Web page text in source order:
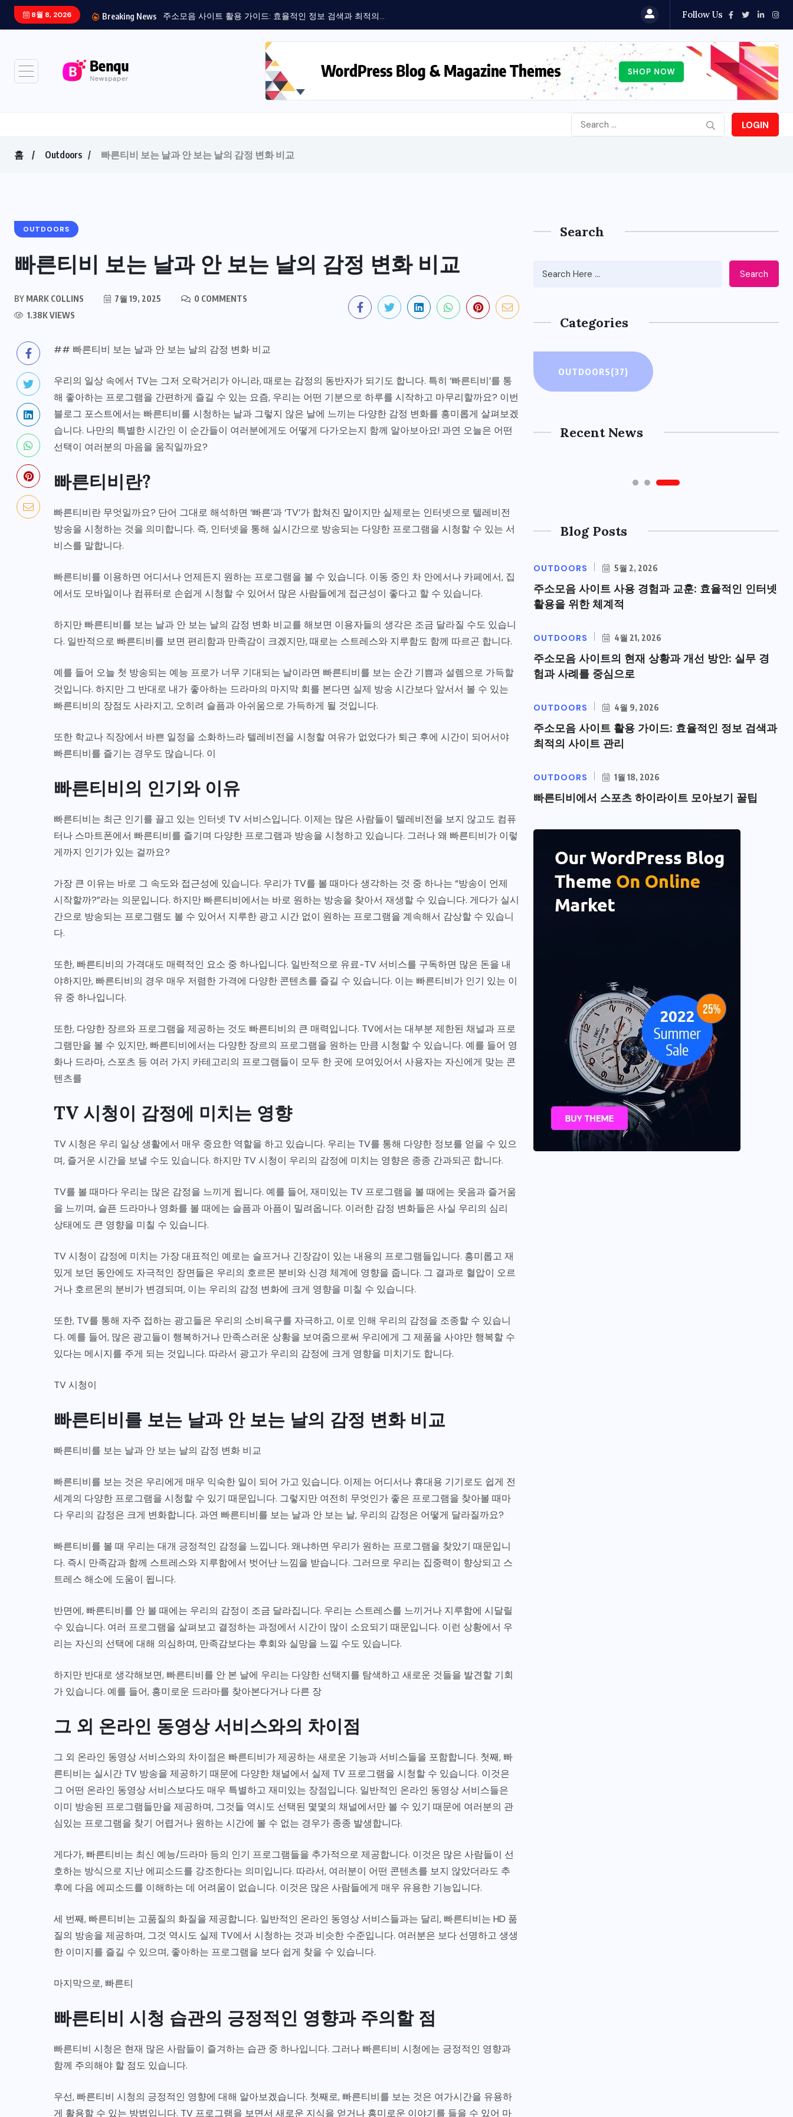
8월 8, 2026 Breaking News 주소모음 사이트 활용 가이드: 효율적인 정보 검색과 최적의... Follow Us
LOGIN
홈 Outdoors 빠른티비 보는 날과 안 보는 날의 감정 변화 비교
OUTDOORS
빠른티비 보는 날과 안 보는 날의 감정 변화 비교
BY MARK COLLINS 7월 19, 2025
0 COMMENTS
1.38K VIEWS
## 빠른티비 보는 날과 안 보는 날의 감정 변화 비교
우리의 일상 속에서 TV는 그저 오락거리가 아니라, 때로는 감정의 동반자가 되기도 합니다. 특히 ‘빠른티비’를 통
해 좋아하는 프로그램을 간편하게 즐길 수 있는 요즘, 우리는 어떤 기분으로 하루를 시작하고 마무리할까요? 이번
블로그 포스트에서는 빠른티비를 시청하는 날과 그렇지 않은 날에 느끼는 다양한 감정 변화를 흥미롭게 살펴보겠
습니다. 나만의 특별한 시간인 이 순간들이 여러분에게도 어떻게 다가오는지 함께 알아보아요! 과연 오늘은 어떤
선택이 여러분의 마음을 움직일까요?
빠른티비란?
빠른티비란 무엇일까요? 단어 그대로 해석하면 ‘빠른’과 ‘TV’가 합쳐진 말이지만 실제로는 인터넷으로 텔레비전
방송을 시청하는 것을 의미합니다. 즉, 인터넷을 통해 실시간으로 방송되는 다양한 프로그램을 시청할 수 있는 서
비스를 말합니다.
빠른티비를 이용하면 어디서나 언제든지 원하는 프로그램을 볼 수 있습니다. 이동 중인 차 안에서나 카페에서, 집
에서도 모바일이나 컴퓨터로 손쉽게 시청할 수 있어서 많은 사람들에게 접근성이 좋다고 할 수 있습니다.
하지만 빠른티비를 보는 날과 안 보는 날의 감정 변화 비교를 해보면 이용자들의 생각은 조금 달라질 수도 있습니
다. 일반적으로 빠른티비를 보면 편리함과 만족감이 크겠지만, 때로는 스트레스와 지루함도 함께 따르곤 합니다.
예를 들어 오늘 첫 방송되는 예능 프로가 너무 기대되는 날이라면 빠른티비를 보는 순간 기쁨과 설렘으로 가득할
것입니다. 하지만 그 반대로 내가 좋아하는 드라마의 마지막 회를 본다면 실제 방송 시간보다 앞서서 볼 수 있는
빠른티비의 장점도 사라지고, 오히려 슬픔과 아쉬움으로 가득하게 될 것입니다.
또한 학교나 직장에서 바쁜 일정을 소화하느라 텔레비전을 시청할 여유가 없었다가 퇴근 후에 시간이 되어서야
빠른티비를 즐기는 경우도 많습니다. 이
빠른티비의 인기와 이유
빠른티비는 최근 인기를 끌고 있는 인터넷 TV 서비스입니다. 이제는 많은 사람들이 텔레비전을 보지 않고도 컴퓨
터나 스마트폰에서 빠른티비를 즐기며 다양한 프로그램과 방송을 시청하고 있습니다. 그러나 왜 빠른티비가 이렇
게까지 인기가 있는 걸까요?
가장 큰 이유는 바로 그 속도와 접근성에 있습니다. 우리가 TV를 볼 때마다 생각하는 것 중 하나는 “방송이 언제
시작할까?”라는 의문입니다. 하지만 빠른티비에서는 바로 원하는 방송을 찾아서 재생할 수 있습니다. 게다가 실시
간으로 방송되는 프로그램도 볼 수 있어서 지루한 광고 시간 없이 원하는 프로그램을 계속해서 감상할 수 있습니
다.
또한, 빠른티비의 가격대도 매력적인 요소 중 하나입니다. 일반적으로 유료-TV 서비스를 구독하면 많은 돈을 내
야하지만, 빠른티비의 경우 매우 저렴한 가격에 다양한 콘텐츠를 즐길 수 있습니다. 이는 빠른티비가 인기 있는 이
유 중 하나입니다.
또한, 다양한 장르와 프로그램을 제공하는 것도 빠른티비의 큰 매력입니다. TV에서는 대부분 제한된 채널과 프로
그램만을 볼 수 있지만, 빠른티비에서는 다양한 장르의 프로그램을 원하는 만큼 시청할 수 있습니다. 예를 들어 영
화나 드라마, 스포츠 등 여러 가지 카테고리의 프로그램들이 모두 한 곳에 모여있어서 사용자는 자신에게 맞는 콘
텐츠를
TV 시청이 감정에 미치는 영향
TV 시청은 우리 일상 생활에서 매우 중요한 역할을 하고 있습니다. 우리는 TV를 통해 다양한 정보를 얻을 수 있으
며, 즐거운 시간을 보낼 수도 있습니다. 하지만 TV 시청이 우리의 감정에 미치는 영향은 종종 간과되곤 합니다.
TV를 볼 때마다 우리는 많은 감정을 느끼게 됩니다. 예를 들어, 재미있는 TV 프로그램을 볼 때에는 웃음과 즐거움
을 느끼며, 슬픈 드라마나 영화를 볼 때에는 슬픔과 아픔이 밀려옵니다. 이러한 감정 변화들은 사실 우리의 심리
상태에도 큰 영향을 미칠 수 있습니다.
TV 시청이 감정에 미치는 가장 대표적인 예로는 슬프거나 긴장감이 있는 내용의 프로그램들입니다. 흥미롭고 재
밌게 보던 동안에도 자극적인 장면들은 우리의 호르몬 분비와 신경 체계에 영향을 줍니다. 그 결과로 혈압이 오르
거나 호르몬의 분비가 변경되며, 이는 우리의 감정 변화에 크게 영향을 미칠 수 있습니다.
또한, TV를 통해 자주 접하는 광고들은 우리의 소비욕구를 자극하고, 이로 인해 우리의 감정을 조종할 수 있습니
다. 예를 들어, 많은 광고들이 행복하거나 만족스러운 상황을 보여줌으로써 우리에게 그 제품을 사야만 행복할 수
있다는 메시지를 주게 되는 것입니다. 따라서 광고가 우리의 감정에 크게 영향을 미치기도 합니다.
TV 시청이
빠른티비를 보는 날과 안 보는 날의 감정 변화 비교
빠른티비를 보는 날과 안 보는 날의 감정 변화 비교
빠른티비를 보는 것은 우리에게 매우 익숙한 일이 되어 가고 있습니다. 이제는 어디서나 휴대용 기기로도 쉽게 전
세계의 다양한 프로그램을 시청할 수 있기 때문입니다. 그렇지만 여전히 무엇인가 좋은 프로그램을 찾아볼 때마
다 우리의 감정은 크게 변화합니다. 과연 빠른티비를 보는 날과 안 보는 날, 우리의 감정은 어떻게 달라질까요?
빠른티비를 볼 때 우리는 대개 긍정적인 감정을 느낍니다. 왜냐하면 우리가 원하는 프로그램을 찾았기 때문입니
다. 즉시 만족감과 함께 스트레스와 지루함에서 벗어난 느낌을 받습니다. 그러므로 우리는 집중력이 향상되고 스
트레스 해소에 도움이 됩니다.
반면에, 빠른티비를 안 볼 때에는 우리의 감정이 조금 달라집니다. 우리는 스트레스를 느끼거나 지루함에 시달릴
수 있습니다. 여러 프로그램을 살펴보고 결정하는 과정에서 시간이 많이 소요되기 때문입니다. 이런 상황에서 우
리는 자신의 선택에 대해 의심하며, 만족감보다는 후회와 실망을 느낄 수도 있습니다.
하지만 반대로 생각해보면, 빠른티비를 안 본 날에 우리는 다양한 선택지를 탐색하고 새로운 것들을 발견할 기회
가 있습니다. 예를 들어, 흥미로운 드라마를 찾아본다거나 다른 장
그 외 온라인 동영상 서비스와의 차이점
그 외 온라인 동영상 서비스와의 차이점은 빠른티비가 제공하는 새로운 기능과 서비스들을 포함합니다. 첫째, 빠
른티비는 실시간 TV 방송을 제공하기 때문에 다양한 채널에서 실제 TV 프로그램을 시청할 수 있습니다. 이것은
그 어떤 온라인 동영상 서비스보다도 매우 특별하고 재미있는 장점입니다. 일반적인 온라인 동영상 서비스들은
이미 방송된 프로그램들만을 제공하며, 그것들 역시도 선택된 몇몇의 채널에서만 볼 수 있기 때문에 여러분의 관
심있는 프로그램을 찾기 어렵거나 원하는 시간에 볼 수 없는 경우가 종종 발생합니다.
게다가, 빠른티비는 최신 예능/드라마 등의 인기 프로그램들을 추가적으로 제공합니다. 이것은 많은 사람들이 선
호하는 방식으로 지난 에피소드를 강조한다는 의미입니다. 따라서, 여러분이 어떤 콘텐츠를 보지 않았더라도 추
후에 다음 에피소드를 이해하는 데 어려움이 없습니다. 이것은 많은 사람들에게 매우 유용한 기능입니다.
세 번째, 빠른티비는 고품질의 화질을 제공합니다. 일반적인 온라인 동영상 서비스들과는 달리, 빠른티비는 HD 품
질의 방송을 제공하며, 그것 역시도 실제 TV에서 시청하는 것과 비슷한 수준입니다. 여러분은 보다 선명하고 생생
한 이미지를 즐길 수 있으며, 좋아하는 프로그램을 보다 쉽게 찾을 수 있습니다.
마지막으로, 빠른티
빠른티비 시청 습관의 긍정적인 영향과 주의할 점
빠른티비 시청은 현재 많은 사람들이 즐겨하는 습관 중 하나입니다. 그러나 빠른티비 시청에는 긍정적인 영향과
함께 주의해야 할 점도 있습니다.
우선, 빠른티비 시청의 긍정적인 영향에 대해 알아보겠습니다. 첫째로, 빠른티비를 보는 것은 여가시간을 유용하
게 활용할 수 있는 방법입니다. TV 프로그램을 보면서 새로운 지식을 얻거나 흥미로운 이야기를 들을 수 있어 마
Search
Search
Categories
OUTDOORS(37)
Recent News
OUTDOORS
주소모음 사이트 사용 경험과 교
훈: 효율적인 인터넷 활용을 위한
체계적 전략
5월 2, 2026
주소모음 사이트의 현재 상황과
개선 방안: 실무 경험과 사례를 중
심으로
4월 21, 2026
주소모음 사이트 활용 가이드: 효
율적인 정보 검색과 최적의 사이
4월 9, 2026
Blog Posts
OUTDOORS 5월 2, 2026
주소모음 사이트 사용 경험과 교훈: 효율적인 인터넷
활용을 위한 체계적
OUTDOORS 4월 21, 2026
주소모음 사이트의 현재 상황과 개선 방안: 실무 경
험과 사례를 중심으로
OUTDOORS 4월 9, 2026
주소모음 사이트 활용 가이드: 효율적인 정보 검색과
최적의 사이트 관리
OUTDOORS 1월 18, 2026
빠른티비에서 스포츠 하이라이트 모아보기 꿀팁